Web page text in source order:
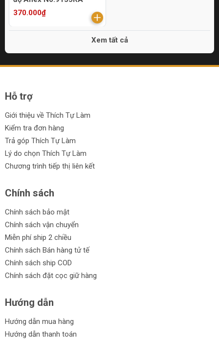
370.000₫
Xem tất cả
Hỗ trợ
Giới thiệu về Thích Tự Làm
Kiểm tra đơn hàng
Trả góp Thích Tự Làm
Lý do chọn Thích Tự Làm
Chương trình tiếp thị liên kết
Chính sách
Chính sách bảo mật
Chính sách vận chuyển
Miễn phí ship 2 chiều
Chính sách Bán hàng tử tế
Chính sách ship COD
Chính sách đặt cọc giữ hàng
Hướng dẫn
Hướng dẫn mua hàng
Hướng dẫn thanh toán